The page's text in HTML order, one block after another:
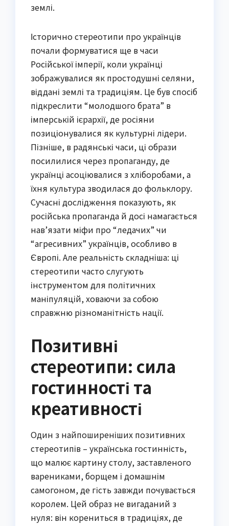
землі.
Історично стереотипи про українців
почали формуватися ще в часи
Російської імперії, коли українці
зображувалися як простодушні селяни,
віддані землі та традиціям. Це був спосіб
підкреслити “молодшого брата” в
імперській ієрархії, де росіяни
позиціонувалися як культурні лідери.
Пізніше, в радянські часи, ці образи
посилилися через пропаганду, де
українці асоціювалися з хліборобами, а
їхня культура зводилася до фольклору.
Сучасні дослідження показують, як
російська пропаганда й досі намагається
нав’язати міфи про “ледачих” чи
“агресивних” українців, особливо в
Європі. Але реальність складніша: ці
стереотипи часто слугують
інструментом для політичних
маніпуляцій, ховаючи за собою
справжню різноманітність нації.
Позитивні
стереотипи: сила
гостинності та
креативності
Один з найпоширеніших позитивних
стереотипів – українська гостинність,
що малює картину столу, заставленого
варениками, борщем і домашнім
самогоном, де гість завжди почувається
королем. Цей образ не вигаданий з
нуля: він корениться в традиціях, де